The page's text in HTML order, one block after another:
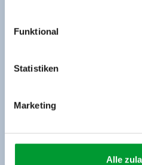
Rohr 23// A-6280 Zell am Ziller
www.zillertalarena.com
Funktional
Statistiken
Marketing
Alle